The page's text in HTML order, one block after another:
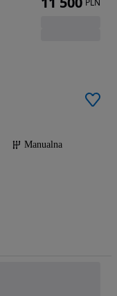
Manualna